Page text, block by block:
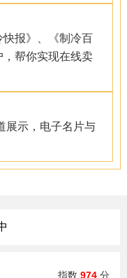
报》、《制冷百
，帮你实现在线卖
示，电子名片与
指数 974 分